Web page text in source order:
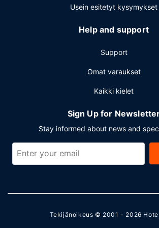
center ja express-sisäänkirjautuminen.
asiakkailleen 557 neliömetriä kokoustiloja,
konferenssikeskus ja 5 kokoushuonetta.
käytössä on lentokenttäkuljetukset
Usein esitetyt kysymykset
Help and support
Support
Omat varaukset
Kaikki kielet
Sign Up for
Stay informed about news and
Tekijänoikeus © 2001 - 2026